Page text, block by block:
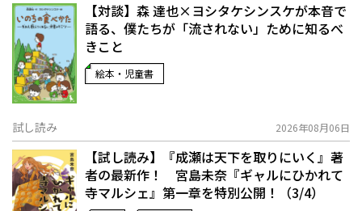
【対談】森 達也×ヨシタケシンスケが本音で
語る、僕たちが「流されない」ために知るべ
きこと
絵本・児童書
試し読み 2026年08月06日
【試し読み】『成瀬は天下を取りにいく』著
者の最新作！ 宮島未奈『ギャルにひかれて
寺マルシェ』第一章を特別公開！（3/4）